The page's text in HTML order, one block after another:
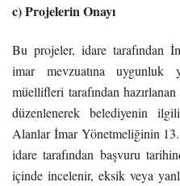
c) Projelerin Onayı
Bu projeler, idare tarafından
imar mevzuatına uygunluk
müellifleri tarafından
düzenlenerek belediyenin
Alanlar İmar Yönetmeliğinin
idare tarafından başvuru
içinde incelenir, eksik veya